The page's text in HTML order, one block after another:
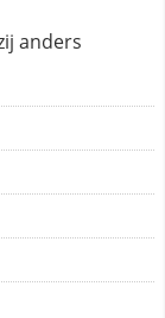
anders